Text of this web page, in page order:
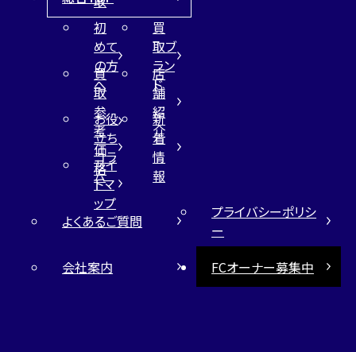
初
めて
の方
へ
買
取ブ
ラン
ド
買
取
参
考
価
格
店
舗
紹
介
お役
立ち
コラ
ム
新
着
情
報
サイ
トマ
ップ
よくあるご質問
プライバシーポリシ
ー
会社案内
FCオーナー募集中